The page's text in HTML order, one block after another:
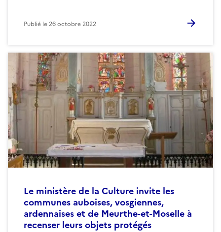
Publié le26 octobre 2022
Le ministère de la Culture invite les
communes auboises, vosgiennes,
ardennaises et de Meurthe-et-Moselle à
recenser leurs objets protégés